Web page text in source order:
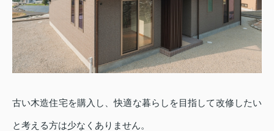
古い木造住宅を購入し、快適な暮らしを目指して改修したい
と考える方は少なくありません。